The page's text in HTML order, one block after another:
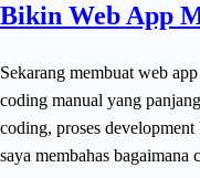
Bikin Web App
Sekarang membuat web
coding manual yang
coding, proses
saya membahas bagaimana